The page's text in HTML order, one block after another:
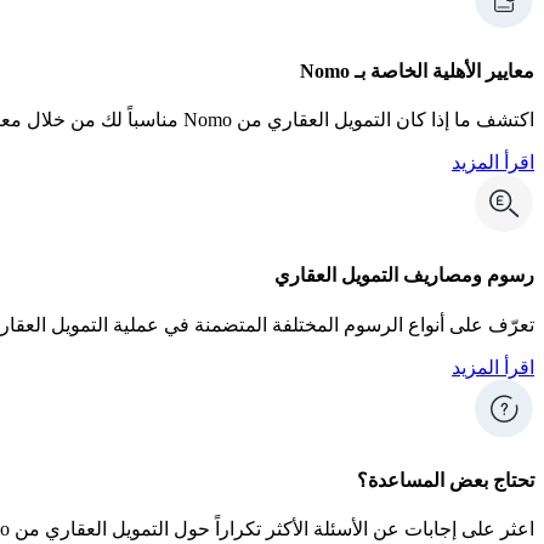
معايير الأهلية الخاصة بـ Nomo
اكتشف ما إذا كان التمويل العقاري من Nomo مناسباً لك من خلال معرفة ما إذا كنت مؤهلاً للتقديم.
اقرأ المزيد
رسوم ومصاريف التمويل العقاري
تعرّف على أنواع الرسوم المختلفة المتضمنة في عملية التمويل
اقرأ المزيد
تحتاج بعض المساعدة؟
اعثر على إجابات عن الأسئلة الأكثر تكراراً حول التمويل العقاري من Nomo في قسم المساعدة.